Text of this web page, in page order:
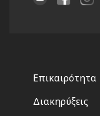
menu
Επικαιρότητα
Διακηρύξεις